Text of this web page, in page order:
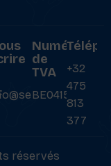
Numéro
de
TVA
BE0415027069
+32
475
813
377
réservés